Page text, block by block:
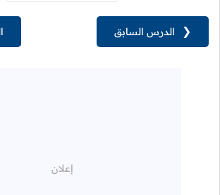
❮ الدرس السابق